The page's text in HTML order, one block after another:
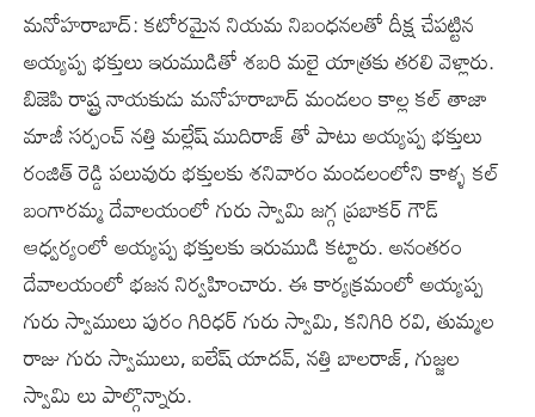
మనోహరాబాద్: కటోరమైన నియమ నిబంధనలతో దీక్ష చేపట్టిన
అయ్యప్ప భక్తులు ఇరుముడితో శబరి మలై యాత్రకు తరలి వెళ్లారు.
బిజెపి రాష్ట్ర నాయకుడు మనోహరాబాద్ మండలం కాల్ల కల్ తాజా
మాజీ సర్పంచ్ నత్తి మల్లేష్ ముదిరాజ్ తో పాటు అయ్యప్ప భక్తులు
రంజిత్ రెడ్డి పలువురు భక్తులకు శనివారం మండలంలోని కాళ్ళ కల్
బంగారమ్మ దేవాలయంలో గురు స్వామి జగ్గ ప్రబాకర్ గౌడ్
ఆధ్వర్యంలో అయ్యప్ప భక్తులకు ఇరుముడి కట్టారు. అనంతరం
దేవాలయంలో భజన నిర్వహించారు. ఈ కార్యక్రమంలో అయ్యప్ప
గురు స్వాములు పురం గిరిధర్ గురు స్వామి, కనిగిరి రవి, తుమ్మల
రాజు గురు స్వాములు, ఐలేష్ యాదవ్, నత్తి బాలరాజ్, గుజ్జల
స్వామి లు పాల్గొన్నారు.